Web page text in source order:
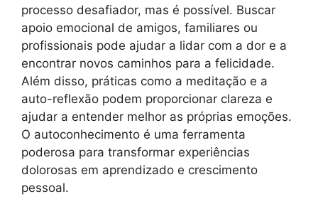
processo desafiador, mas é possível. Buscar
apoio emocional de amigos, familiares ou
profissionais pode ajudar a lidar com a dor e a
encontrar novos caminhos para a felicidade.
Além disso, práticas como a meditação e a
auto-reflexão podem proporcionar clareza e
ajudar a entender melhor as próprias emoções.
O autoconhecimento é uma ferramenta
poderosa para transformar experiências
dolorosas em aprendizado e crescimento
pessoal.